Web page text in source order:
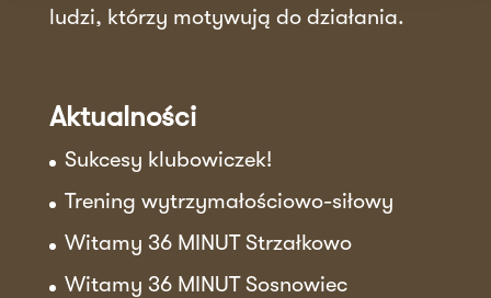
ludzi, którzy motywują do działania.
Aktualności
Sukcesy klubowiczek!
Trening wytrzymałościowo-siłowy
Witamy 36 MINUT Strzałkowo
Witamy 36 MINUT Sosnowiec